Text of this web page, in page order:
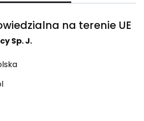
na terenie UE
Sp. J.